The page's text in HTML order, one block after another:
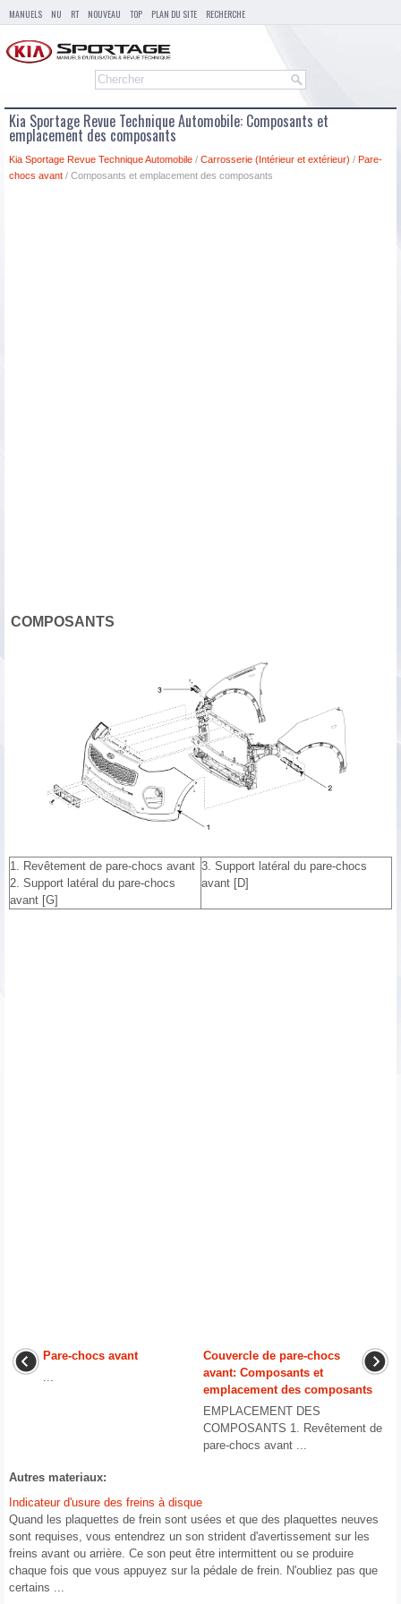
MANUELS NU RT NOUVEAU TOP PLAN DU SITE RECHERCHE
Kia Sportage Revue Technique Automobile: Composants et
emplacement des composants
Kia Sportage Revue Technique Automobile / Carrosserie (Intérieur et extérieur) / Pare-
chocs avant / Composants et emplacement des composants
COMPOSANTS
1. Revêtement de pare-chocs avant
2. Support latéral du pare-chocs
avant [G]
3. Support latéral du pare-chocs
avant [D]
Pare-chocs avant
...
Couvercle de pare-chocs
avant: Composants et
emplacement des composants
EMPLACEMENT DES
COMPOSANTS 1. Revêtement de
pare-chocs avant ...
Autres materiaux:
Indicateur d'usure des freins à disque
Quand les plaquettes de frein sont usées et que des plaquettes neuves
sont requises, vous entendrez un son strident d'avertissement sur les
freins avant ou arrière. Ce son peut être intermittent ou se produire
chaque fois que vous appuyez sur la pédale de frein. N'oubliez pas que
certains ...